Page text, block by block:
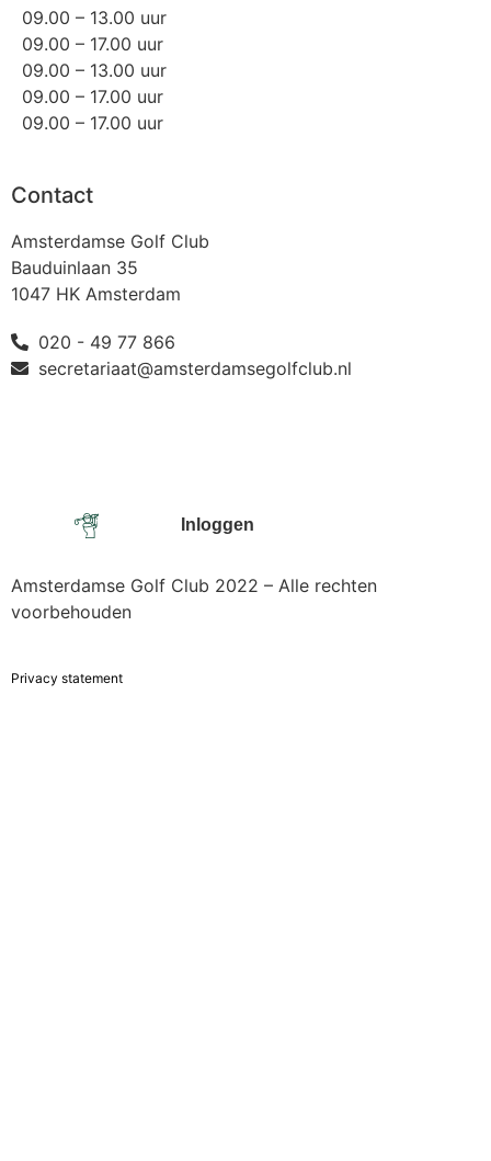
09.00 – 13.00 uur
09.00 – 17.00 uur
09.00 – 13.00 uur
09.00 – 17.00 uur
09.00 – 17.00 uur
Contact
Amsterdamse Golf Club
Bauduinlaan 35
1047 HK Amsterdam
020 - 49 77 866
secretariaat@amsterdamsegolfclub.nl
Inloggen
Amsterdamse Golf Club 2022 – Alle rechten
voorbehouden
Privacy statement